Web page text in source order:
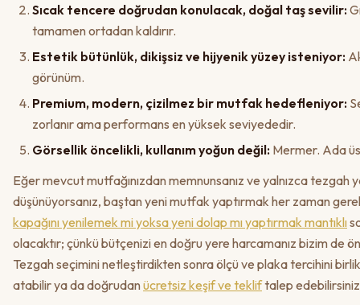
Sıcak tencere doğrudan konulacak, doğal taş sevilir:
tamamen ortadan kaldırır.
Estetik bütünlük, dikişsiz ve hijyenik yüzey isteniyor:
görünüm.
Premium, modern, çizilmez bir mutfak hedefleniyor:
zorlanır ama performans en yüksek seviyededir.
Görsellik öncelikli, kullanım yoğun değil: Mermer. Ada
Eğer mevcut mutfağınızdan memnunsanız ve yalnızca tezgah
düşünüyorsanız, baştan yeni mutfak yaptırmak her zaman
kapağını yenilemek mi yoksa yeni dolap mı yaptırmak mantıklı
olacaktır; çünkü bütçenizi en doğru yere harcamanız bizim de
Tezgah seçimini netleştirdikten sonra ölçü ve plaka tercihini
atabilir ya da doğrudanücretsiz keşif ve tekliftalep